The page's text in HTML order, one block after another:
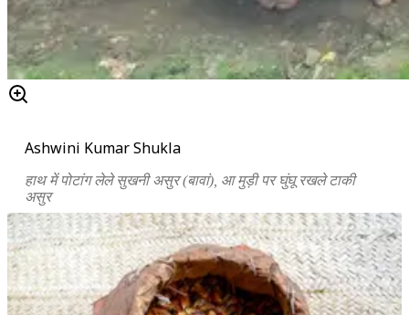
Ashwini Kumar Shukla
हाथ में पोटांग लेले सुखनी असुर (बावां), आ मुड़ी पर घुंघू रखले टाकी
असुर